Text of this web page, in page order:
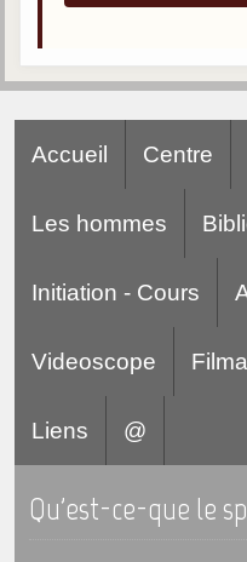
Maximes
Posez-nous des questions
Galerie
Photos et vidéoscope
Accueil Centre
Les hommes
Initiation - Cours
Videoscope
Liens @
Qu'est-ce-que le